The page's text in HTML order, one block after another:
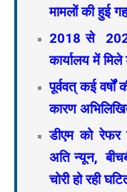
मामलों की हुई
2018 से
कार्यालय में
पूर्ववत् कई वर्षों
कारण
डीएम को रेफर
अति न्यून,
चोरी हो रही